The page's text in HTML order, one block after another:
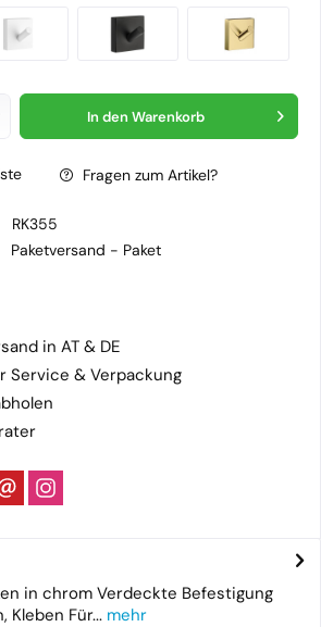
In den Warenkorb
Fragen zum Artikel?
RK355
Paketversand - Paket
in AT & DE
Service & Verpackung
in chrom Verdeckte Befestigung
Kleben Für... mehr